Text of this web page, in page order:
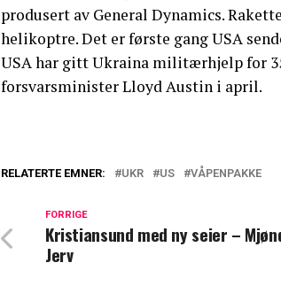
produsert av General Dynamics.
helikoptre. Det er første gang USA
USA har gitt Ukraina militærhjelp for
forsvarsminister Lloyd Austin i april.
RELATERTE EMNER: UKR US VÅPENPAKKE
FORRIGE
Kristiansund med ny seier –
Jerv